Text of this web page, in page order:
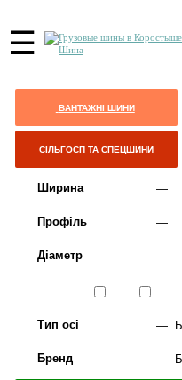
☰
ВАНТАЖНІ ШИНИ
СІЛЬГОСП ТА СПЕЦШИНИ
Ширина
Профіль
Діаметр
Тип осі
Бренд